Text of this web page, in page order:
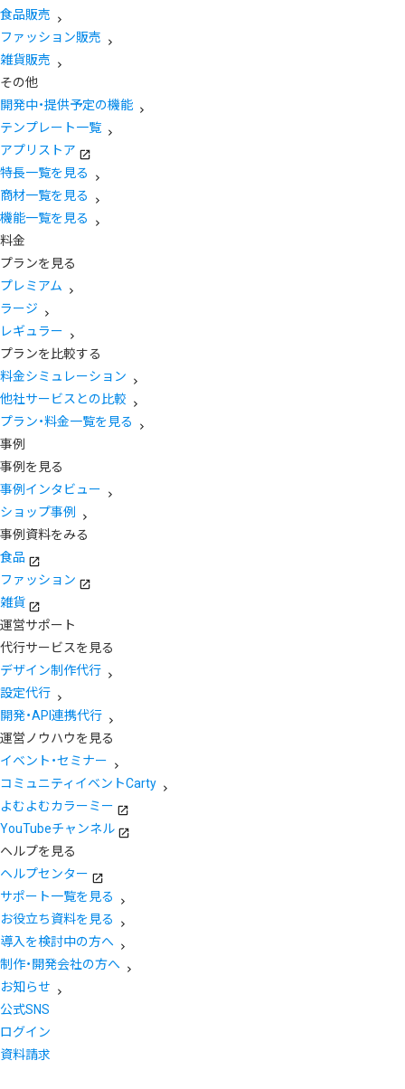
食品販売
ファッション販売
雑貨販売
その他
開発中・提供予定の機能
テンプレート一覧
アプリストア
特長一覧を見る
商材一覧を見る
機能一覧を見る
料金
プランを見る
プレミアム
ラージ
レギュラー
プランを比較する
料金シミュレーション
他社サービスとの比較
プラン・料金一覧を見る
事例
事例を見る
事例インタビュー
ショップ事例
事例資料をみる
食品
ファッション
雑貨
運営サポート
代行サービスを見る
デザイン制作代行
設定代行
開発・API連携代行
運営ノウハウを見る
イベント・セミナー
コミュニティイベントCarty
よむよむカラーミー
YouTubeチャンネル
ヘルプを見る
ヘルプセンター
サポート一覧を見る
お役立ち資料を見る
導入を検討中の方へ
制作・開発会社の方へ
お知らせ
公式SNS
ログイン
資料請求